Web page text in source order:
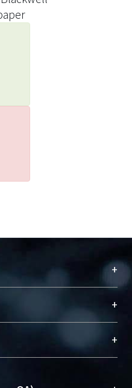
+
，為永久珍藏及向國際
學術能量，圖書館整合
（AH）不同功能平
scholars。期能整合研
+
Library)
+